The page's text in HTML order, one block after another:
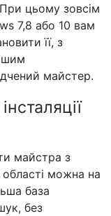
цьому зовсім
7,8 або 10 вам
її, з
майстер.
майстра з
області можна на
база
без